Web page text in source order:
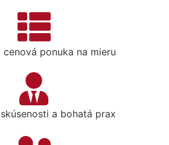
cenová ponuka na mieru
a bohatá prax